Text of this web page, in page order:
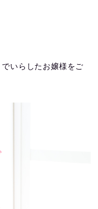
いらしたお嬢様をご